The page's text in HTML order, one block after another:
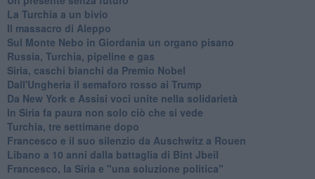
La Turchia a un bivio
Il massacro di Aleppo
Sul Monte Nebo in Giordania un organo pisano
Russia, Turchia, pipeline e gas
Siria, caschi bianchi da Premio Nobel
Dall'Ungheria il semaforo rosso ai Trump
Da New York e Assisi voci unite nella solidarietà
In Siria fa paura non solo ciò che si vede
Turchia, tre settimane dopo
Francesco e il suo silenzio da Auschwitz a Rouen
Libano a 10 anni dalla battaglia di Bint Jbeil
Francesco, la Siria e "una soluzione politica"